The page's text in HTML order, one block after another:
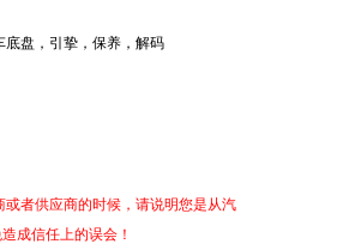
盘，引挚，保养，解码
者供应商的时候，请说明您是从汽
成信任上的误会！